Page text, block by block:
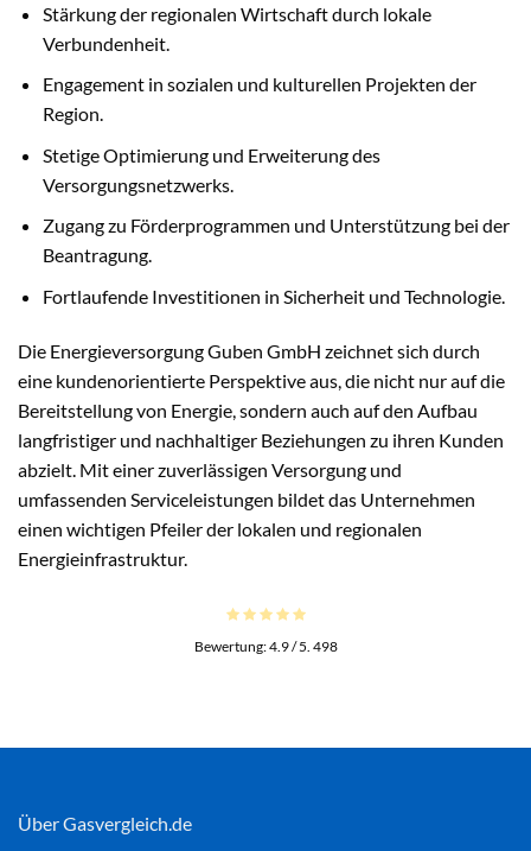
Stärkung der regionalen Wirtschaft durch lokale
Verbundenheit.
Engagement in sozialen und kulturellen Projekten der
Region.
Stetige Optimierung und Erweiterung des
Versorgungsnetzwerks.
Zugang zu Förderprogrammen und Unterstützung bei der
Beantragung.
Fortlaufende Investitionen in Sicherheit und Technologie.
Die Energieversorgung Guben GmbH zeichnet sich durch
eine kundenorientierte Perspektive aus, die nicht nur auf die
Bereitstellung von Energie, sondern auch auf den Aufbau
langfristiger und nachhaltiger Beziehungen zu ihren Kunden
abzielt. Mit einer zuverlässigen Versorgung und
umfassenden Serviceleistungen bildet das Unternehmen
einen wichtigen Pfeiler der lokalen und regionalen
Energieinfrastruktur.
Bewertung:4.9/ 5. 498
Über Gasvergleich.de